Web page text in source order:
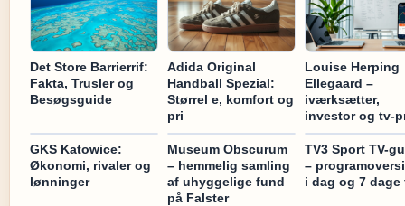
Det Store Barrierrif:
Fakta, Trusler og
Besøgsguide
Adida Original
Handball Spezial:
Størrel e, komfort og
pri
Louise Herping
Ellegaard –
iværksætter,
investor og tv-
GKS Katowice:
Økonomi, rivaler og
lønninger
Museum Obscurum
– hemmelig samling
af uhyggelige fund
på Falster
TV3 Sport TV-
–
i dag og 7 dage